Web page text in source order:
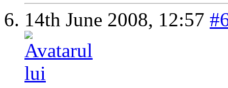
14th June 2008, 12:57